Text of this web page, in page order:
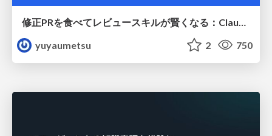
yuyaumetsu
2 750